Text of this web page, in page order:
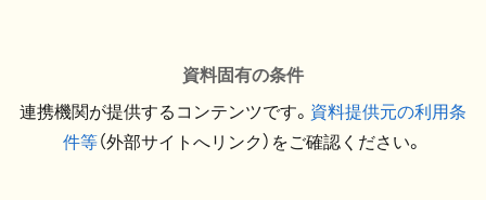
資料固有の条件
連携機関が提供するコンテンツです。 資料提供元の利用条
件等（外部サイトへリンク）をご確認ください。